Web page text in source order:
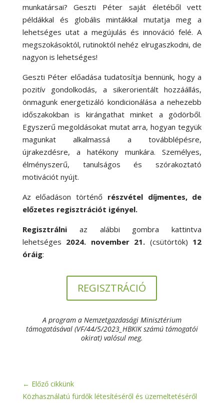
munkatársai? Geszti Péter saját életéből vett
példákkal és globális mintákkal mutatja meg a
lehetséges utat a megújulás és innováció felé. A
megszokásoktól, rutinoktól nehéz elrugaszkodni, de
nagyon is lehetséges!
Geszti Péter előadása tudatosítja bennünk, hogy a
pozitív gondolkodás, a sikerorientált hozzáállás,
önmagunk energetizáló kondicionálása a nehezebb
időszakokban is kirángathat minket a gödörből.
Egyszerű megoldásokat mutat arra, hogyan tegyük
magunkat alkalmassá a továbblépésre,
újrakezdésre, a hatékony munkára. Személyes,
élményszerű, tanulságos és szórakoztató
motivációt nyújt.
Az előadáson történő részvétel díjmentes, de
előzetes regisztrációt igényel.
Regisztrálni
az alábbi gombra kattintva
lehetséges 2024. november 21. (csütörtök) 12
óráig:
REGISZTRÁCIÓ
A program a Nemzetgazdasági Minisztérium
támogatásával (VF/44/5/2023_HBKIK számú támogatói
okirat) valósul meg.
← Előző cikkünk
Közhasználatú fürdők létesítéséről és üzemeltetéséről